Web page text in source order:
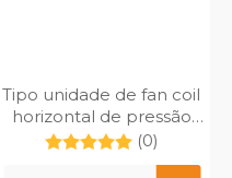
Tipo unidade de fan coil
horizontal de pressão
estática média DC-MFP-
(0)